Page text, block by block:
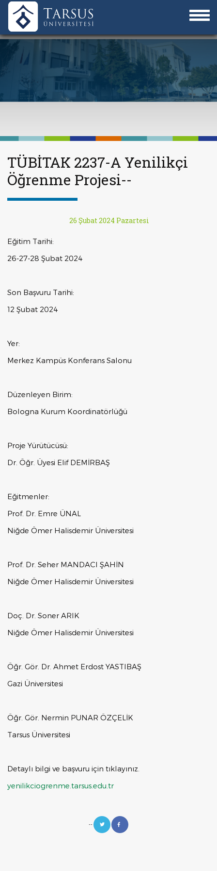
TÜBİTAK 2237-A Yenilikçi
Öğrenme Projesi--
26 Şubat 2024 Pazartesi
Eğitim Tarihi:
26-27-28 Şubat 2024
Son Başvuru Tarihi:
12 Şubat 2024
Yer:
Merkez Kampüs Konferans Salonu
Düzenleyen Birim:
Bologna Kurum Koordinatörlüğü
Proje Yürütücüsü:
Dr. Öğr. Üyesi Elif DEMİRBAŞ
Eğitmenler:
Prof. Dr. Emre ÜNAL
Niğde Ömer Halisdemir Üniversitesi
Prof. Dr. Seher MANDACI ŞAHİN
Niğde Ömer Halisdemir Üniversitesi
Doç. Dr. Soner ARIK
Niğde Ömer Halisdemir Üniversitesi
Öğr. Gör. Dr. Ahmet Erdost YASTIBAŞ
Gazi Üniversitesi
Öğr. Gör. Nermin PUNAR ÖZÇELİK
Tarsus Üniversitesi
Detaylı bilgi ve başvuru için tıklayınız.
yenilikciogrenme.tarsus.edu.tr
--